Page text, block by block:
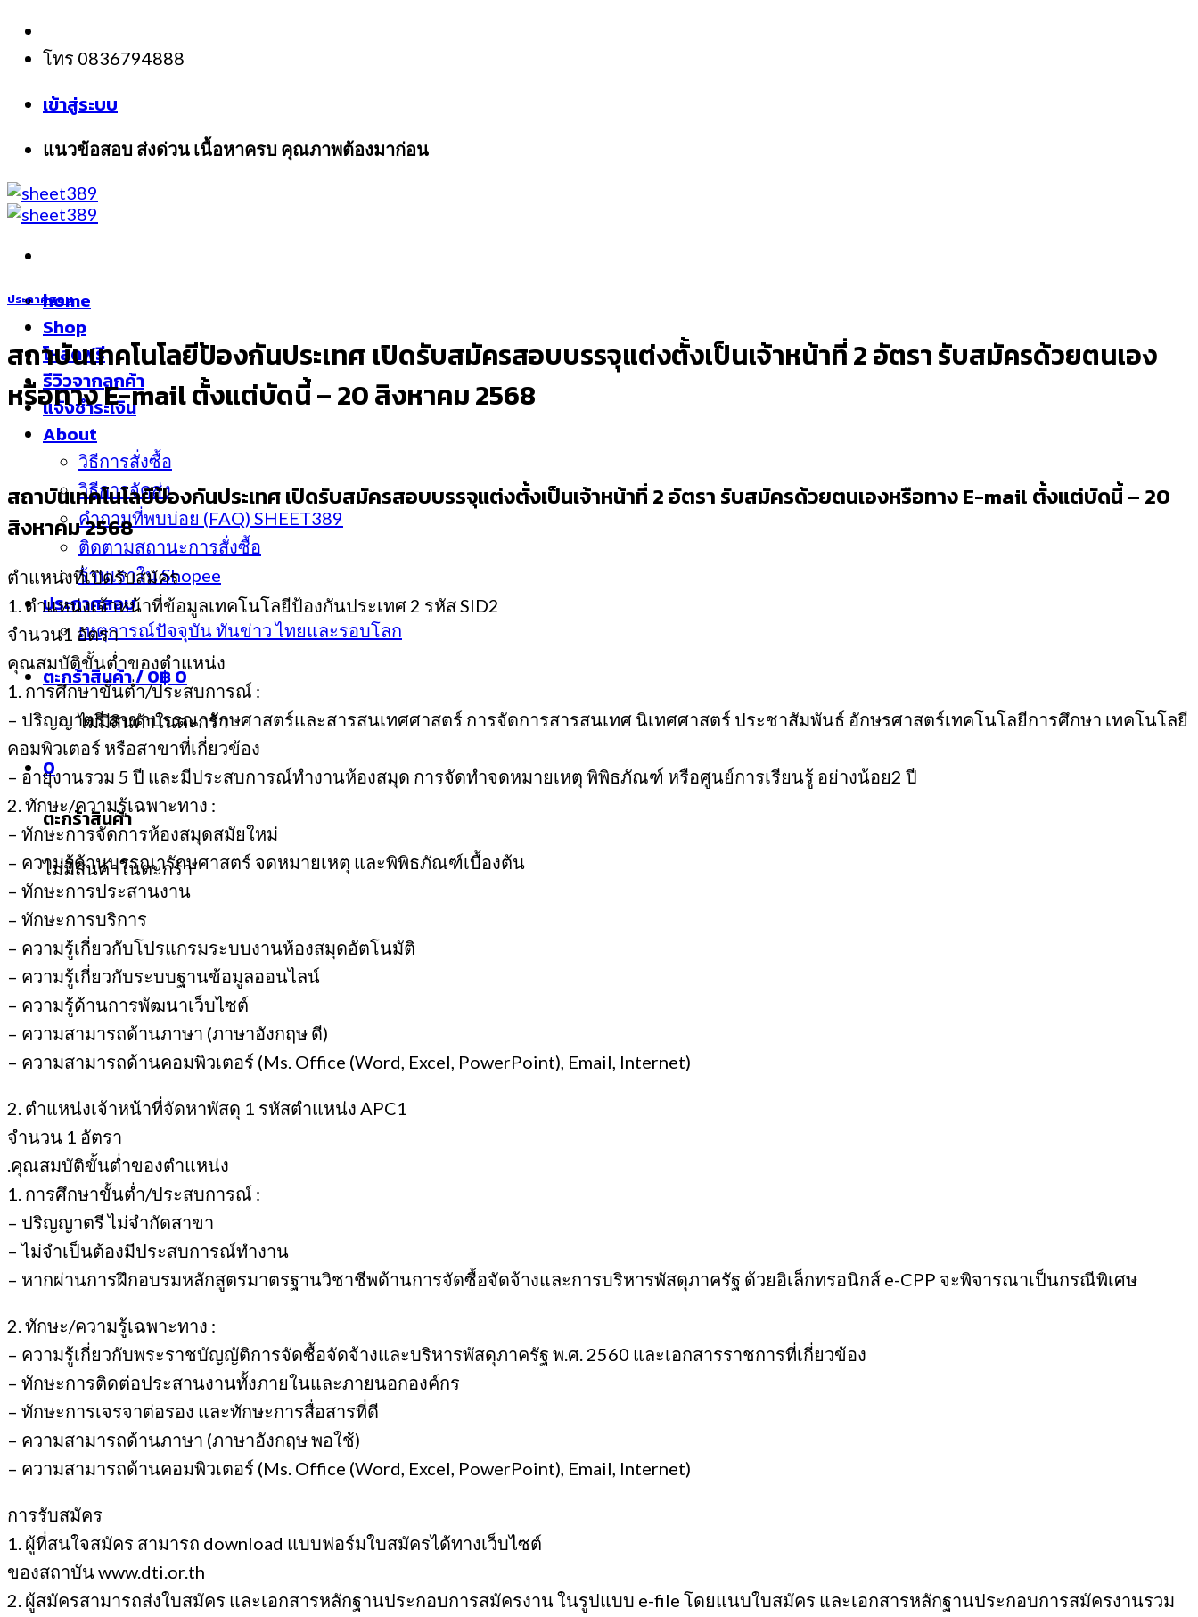
Skip
content
โทร 0836794888
เข้าสู่ระบบ
แนวข้อสอบ ส่งด่วน เนื้อหาครบ คุณภาพต้องมาก่อน
home
Shop
โหลดฟรี
รีวิวจากลูกค้า
แจ้งชำระเงิน
About
วิธีการสั่งซื้อ
วิธีการจัดส่ง
คำถามที่พบบ่อย (FAQ) SHEET389
ติดตามสถานะการสั่งซื้อ
ร้านเราใน Shopee
ประกาศสอบ
เหตุการณ์ปัจจุบัน ทันข่าว ไทยและรอบโลก
ตะกร้าสินค้า /0฿0
ไม่มีสินค้าในตะกร้า
0
ตะกร้าสินค้า
ไม่มีสินค้าในตะกร้า
ประกาศสอบ
สถาบันเทคโนโลยีป้องกันประเทศ เปิดรับสมัครสอบบรรจุแต่งตั้งเป็นเจ้าหน้าที่ 2 อัตรา รับสมัครด้วยตนเอง
หรือทาง E-mail ตั้งแต่บัดนี้ – 20 สิงหาคม 2568
สถาบันเทคโนโลยีป้องกันประเทศ เปิดรับสมัครสอบบรรจุแต่งตั้งเป็นเจ้าหน้าที่ 2 อัตรา รับสมัครด้วยตนเองหรือทาง E-mail ตั้งแต่บัดนี้ – 20
สิงหาคม 2568
ตำแหน่งที่เปิดรับสมัคร
1. ตำแหน่งเจ้าหน้าที่ข้อมูลเทคโนโลยีป้องกันประเทศ 2 รหัส SID2
จำนวน1 อัตรา
คุณสมบัติขั้นต่ำของตำแหน่ง
1. การศึกษาขั้นต่ำ/ประสบการณ์ :
– ปริญญาตรี สาขาบรรณารักษศาสตร์และสารสนเทศศาสตร์ การจัดการสารสนเทศ นิเทศศาสตร์ ประชาสัมพันธ์ อักษรศาสตร์เทคโนโลยีการศึกษา เทคโนโลยี
คอมพิวเตอร์ หรือสาขาที่เกี่ยวข้อง
– อายุงานรวม 5 ปี และมีประสบการณ์ทำงานห้องสมุด การจัดทำจดหมายเหตุ พิพิธภัณฑ์ หรือศูนย์การเรียนรู้ อย่างน้อย2 ปี
2. ทักษะ/ความรู้เฉพาะทาง :
– ทักษะการจัดการห้องสมุดสมัยใหม่
– ความรู้ด้านบรรณารักษศาสตร์ จดหมายเหตุ และพิพิธภัณฑ์เบื้องต้น
– ทักษะการประสานงาน
– ทักษะการบริการ
– ความรู้เกี่ยวกับโปรแกรมระบบงานห้องสมุดอัตโนมัติ
– ความรู้เกี่ยวกับระบบฐานข้อมูลออนไลน์
– ความรู้ด้านการพัฒนาเว็บไซต์
– ความสามารถด้านภาษา (ภาษาอังกฤษ ดี)
– ความสามารถด้านคอมพิวเตอร์ (Ms. Office (Word, Excel, PowerPoint), Email, Internet)
2. ตำแหน่งเจ้าหน้าที่จัดหาพัสดุ 1 รหัสตำแหน่ง APC1
จำนวน 1 อัตรา
.คุณสมบัติขั้นต่ำของตำแหน่ง
1. การศึกษาขั้นต่ำ/ประสบการณ์ :
– ปริญญาตรี ไม่จำกัดสาขา
– ไม่จำเป็นต้องมีประสบการณ์ทำงาน
– หากผ่านการฝึกอบรมหลักสูตรมาตรฐานวิชาชีพด้านการจัดซื้อจัดจ้างและการบริหารพัสดุภาครัฐ ด้วยอิเล็กทรอนิกส์ e-CPP จะพิจารณาเป็นกรณีพิเศษ
2. ทักษะ/ความรู้เฉพาะทาง :
– ความรู้เกี่ยวกับพระราชบัญญัติการจัดซื้อจัดจ้างและบริหารพัสดุภาครัฐ พ.ศ. 2560 และเอกสารราชการที่เกี่ยวข้อง
– ทักษะการติดต่อประสานงานทั้งภายในและภายนอกองค์กร
– ทักษะการเจรจาต่อรอง และทักษะการสื่อสารที่ดี
– ความสามารถด้านภาษา (ภาษาอังกฤษ พอใช้)
– ความสามารถด้านคอมพิวเตอร์ (Ms. Office (Word, Excel, PowerPoint), Email, Internet)
การรับสมัคร
1. ผู้ที่สนใจสมัคร สามารถ download แบบฟอร์มใบสมัครได้ทางเว็บไซต์
ของสถาบัน www.dti.or.th
2. ผู้สมัครสามารถส่งใบสมัคร และเอกสารหลักฐานประกอบการสมัครงาน ในรูปแบบ e-file โดยแนบใบสมัคร และเอกสารหลักฐานประกอบการสมัครงานรวม